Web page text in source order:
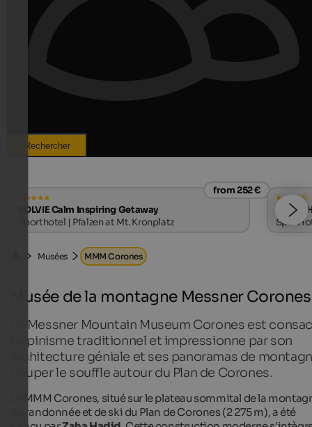
Rechercher
from 252 €
SOLVIE Calm Inspiring Getaway
Sporthotel | Pfalzen at Mt. Kronplatz
s
Spa-
Musées MMM Corones
Musée de la montagne Messner Corones
Le Messner Mountain Museum Corones est
l'alpinisme traditionnel et impressionne par son
architecture géniale et ses panoramas de
couper le souffle autour du Plan de Corones.
Le MMM Corones, situé sur le plateau sommital de la
de randonnée et de ski du Plan de Corones (2 275 m), a été